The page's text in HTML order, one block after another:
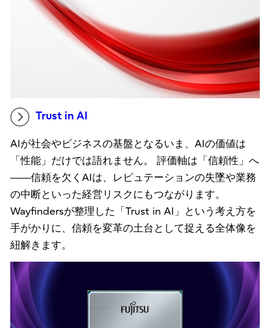
Trust in AI
AIが社会やビジネスの基盤となるいま、AIの価値は
「性能」だけでは語れません。 評価軸は「信頼性」へ
――信頼を欠くAIは、レピュテーションの失墜や業務
の中断といった経営リスクにもつながります。
Wayfindersが整理した「Trust in AI」という考え方を
手がかりに、信頼を変革の土台として捉える全体像を
紐解きます。